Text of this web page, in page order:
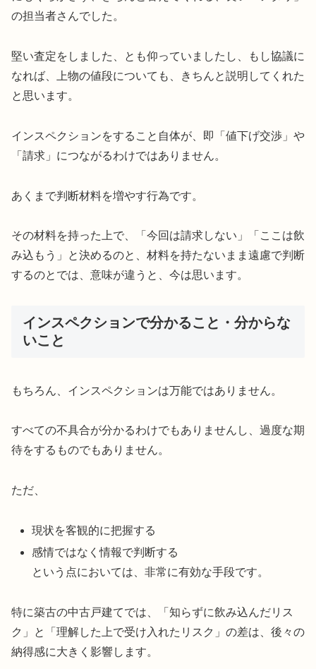
の担当者さんでした。
堅い査定をしました、とも仰っていましたし、もし協議に
なれば、上物の値段についても、きちんと説明してくれた
と思います。
インスペクションをすること自体が、即「値下げ交渉」や
「請求」につながるわけではありません。
あくまで判断材料を増やす行為です。
その材料を持った上で、「今回は請求しない」「ここは飲
み込もう」と決めるのと、材料を持たないまま遠慮で判断
するのとでは、意味が違うと、今は思います。
インスペクションで分かること・分からな
いこと
もちろん、インスペクションは万能ではありません。
すべての不具合が分かるわけでもありませんし、過度な期
待をするものでもありません。
ただ、
現状を客観的に把握する
感情ではなく情報で判断する
という点においては、非常に有効な手段です。
特に築古の中古戸建てでは、「知らずに飲み込んだリス
ク」と「理解した上で受け入れたリスク」の差は、後々の
納得感に大きく影響します。